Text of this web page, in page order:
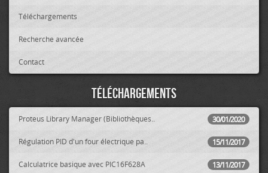
Téléchargements
Recherche avancée
Contact
Téléchargements
30/01/2020
Proteus Library Manager (Bibliothèques..
15/11/2017
Régulation PID d'un four électrique pa..
13/11/2017
Calculatrice basique avec PIC16F628A